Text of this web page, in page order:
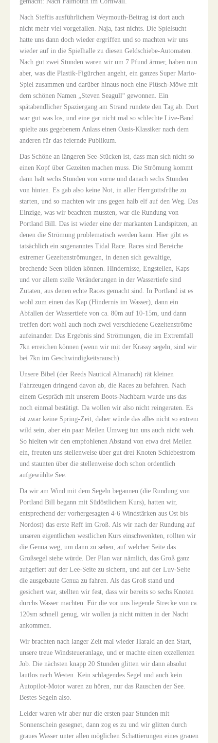
Nach Steffis ausführlichem Weymouth-Beitrag ist dort auch
nicht mehr viel vorgefallen. Naja, fast nichts. Die Spielsucht
hatte uns dann doch wieder ergriffen und so machten wir uns
wieder auf in die Spielhalle zu diesen Geldschiebe-Automaten.
Nach gut zwei Stunden waren wir um 7 Pfund ärmer, haben nun
aber, was die Plastik-Figürchen angeht, ein ganzes Super Mario-
Spiel zusammen und darüber hinaus noch eine Plüsch-Möwe mit
dem schönen Namen „Steven Seagull“ gewonnen. Ein
spätabendlicher Spaziergang am Strand rundete den Tag ab. Dort
war gut was los, und eine gar nicht mal so schlechte Live-Band
spielte aus gegebenem Anlass einen Oasis-Klassiker nach dem
anderen für das feiernde Publikum.
Das Schöne an längeren See-Stücken ist, dass man sich nicht so
einen Kopf über Gezeiten machen muss. Die Strömung kommt
dann halt sechs Stunden von vorne und danach sechs Stunden
von hinten. Es gab also keine Not, in aller Herrgottsfrühe zu
starten, und so machten wir uns gegen halb elf auf den Weg. Das
Einzige, was wir beachten mussten, war die Rundung von
Portland Bill. Das ist wieder eine der markanten Landspitzen, an
denen die Strömung problematisch werden kann. Hier gibt es
tatsächlich ein sogenanntes Tidal Race. Races sind Bereiche
extremer Gezeitenströmungen, in denen sich gewaltige,
brechende Seen bilden können. Hindernisse, Engstellen, Kaps
und vor allem steile Veränderungen in der Wassertiefe sind
Zutaten, aus denen echte Races gemacht sind. In Portland ist es
wohl zum einen das Kap (Hindernis im Wasser), dann ein
Abfallen der Wassertiefe von ca. 80m auf 10-15m, und dann
treffen dort wohl auch noch zwei verschiedene Gezeitenströme
aufeinander. Das Ergebnis sind Strömungen, die im Extremfall
7kn erreichen können (wenn wir mit der Krassy segeln, sind wir
bei 7kn im Geschwindigkeitsrausch).
Unsere Bibel (der Reeds Nautical Almanach) rät kleinen
Fahrzeugen dringend davon ab, die Races zu befahren. Nach
einem Gespräch mit unserem Boots-Nachbarn wurde uns das
noch einmal bestätigt. Da wollen wir also nicht reingeraten. Es
ist zwar keine Spring-Zeit, daher würde das alles nicht so extrem
wild sein, aber ein paar Meilen Umweg tun uns auch nicht weh.
So hielten wir den empfohlenen Abstand von etwa drei Meilen
ein, freuten uns stellenweise über gut drei Knoten Schiebestrom
und staunten über die stellenweise doch schon ordentlich
aufgewühlte See.
Da wir am Wind mit dem Segeln begannen (die Rundung von
Portland Bill begann mit Südöstlichem Kurs), hatten wir,
entsprechend der vorhergesagten 4-6 Windstärken aus Ost bis
Nordost) das erste Reff im Groß. Als wir nach der Rundung auf
unseren eigentlichen westlichen Kurs einschwenkten, rollten wir
die Genua weg, um dann zu sehen, auf welcher Seite das
Großsegel stehe würde. Der Plan war nämlich, das Groß ganz
aufgefiert auf der Lee-Seite zu sichern, und auf der Luv-Seite
die ausgebaute Genua zu fahren. Als das Groß stand und
gesichert war, stellten wir fest, dass wir bereits so sechs Knoten
durchs Wasser machten. Für die vor uns liegende Strecke von ca.
120sm schnell genug, wir wollen ja nicht mitten in der Nacht
ankommen.
Wir brachten nach langer Zeit mal wieder Harald an den Start,
unsere treue Windsteueranlage, und er machte einen exzellenten
Job. Die nächsten knapp 20 Stunden glitten wir dann absolut
lautlos nach Westen. Kein schlagendes Segel und auch kein
Autopilot-Motor waren zu hören, nur das Rauschen der See.
Bestes Segeln also.
Leider waren wir aber nur die ersten paar Stunden mit
Sonnenschein gesegnet, dann zog es zu und wir glitten durch
graues Wasser unter allen möglichen Schattierungen eines grauen